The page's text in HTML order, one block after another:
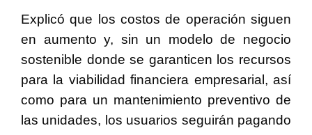
Explicó que los costos de operación siguen
en aumento y, sin un modelo de negocio
sostenible donde se garanticen los recursos
para la viabilidad financiera empresarial, así
como para un mantenimiento preventivo de
las unidades, los usuarios seguirán pagando